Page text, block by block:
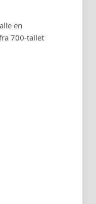
en
700-tallet